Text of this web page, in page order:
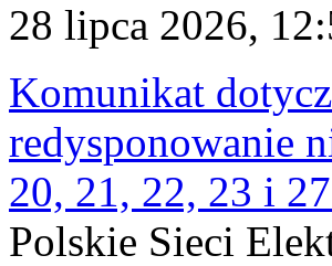
28 lipca 2026,
Komunikat
redysponowanie
20, 21, 22, 23 i
Polskie Sieci